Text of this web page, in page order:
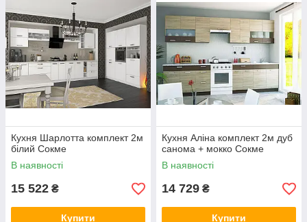
Кухня Шарлотта комплект 2м
білий Сокме
В наявності
15 522 ₴
Купити
Кухня Аліна комплект 2м дуб
санома + мокко Сокме
В наявності
14 729 ₴
Купити